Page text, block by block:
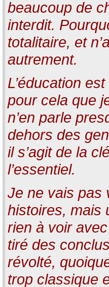
beaucoup de
interdit.
totalitaire, et
autrement.
L’éducation
pour cela que
n’en parle
dehors des
il s’agit de la
l’essentiel.
Je ne vais pas
histoires, mais
rien à voir
tiré des
révolté,
trop classique